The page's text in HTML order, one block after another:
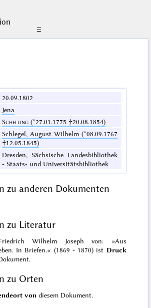
☰
20.09.1802
Jena
Schelling (*27.01.1775 †20.08.1854)
Schlegel, August Wilhelm (*08.09.1767
†12.05.1845)
Dresden, Sächsische Landesbibliothek
- Staats- und Universitätsbibliothek
zu anderen Dokumenten
zu Literatur
Wilhelm Joseph von: »Aus
In Briefen.« (1869 - 1870) ist Druck
zu Orten
von diesem Dokument.